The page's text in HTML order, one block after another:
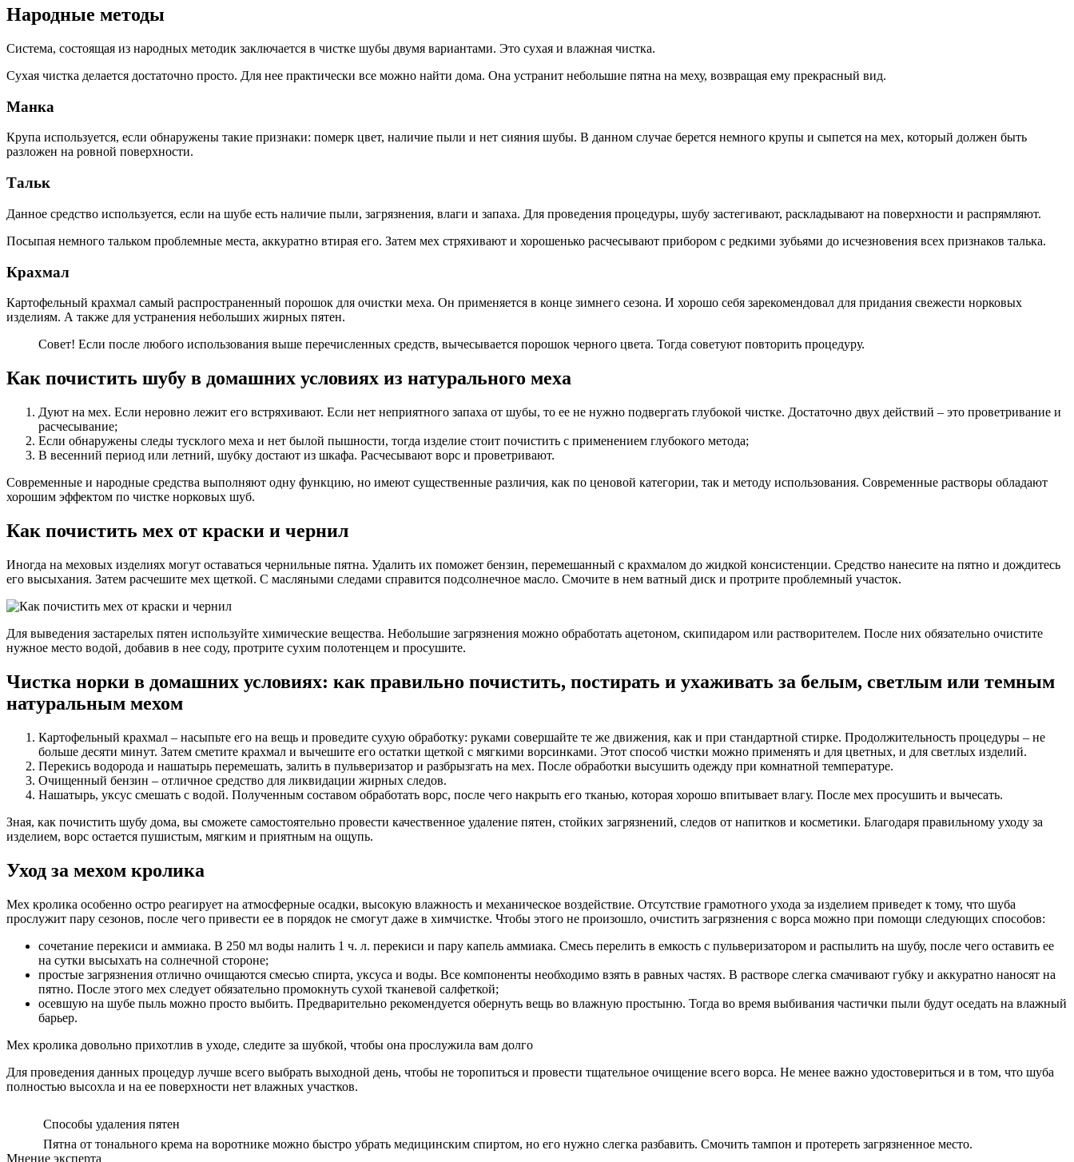
Народные методы
Система, состоящая из народных методик заключается в чистке шубы двумя вариантами. Это сухая и влажная чистка.
Сухая чистка делается достаточно просто. Для нее практически все можно найти дома. Она устранит небольшие пятна на меху, возвращая ему прекрасный вид.
Манка
Крупа используется, если обнаружены такие признаки: померк цвет, наличие пыли и нет сияния шубы. В данном случае берется немного крупы и сыпется на мех, который должен быть
разложен на ровной поверхности.
Тальк
Данное средство используется, если на шубе есть наличие пыли, загрязнения, влаги и запаха. Для проведения процедуры, шубу застегивают, раскладывают на поверхности и распрямляют.
Посыпая немного тальком проблемные места, аккуратно втирая его. Затем мех стряхивают и хорошенько расчесывают прибором с редкими зубьями до исчезновения всех признаков талька.
Крахмал
Картофельный крахмал самый распространенный порошок для очистки меха. Он применяется в конце зимнего сезона. И хорошо себя зарекомендовал для придания свежести норковых
изделиям. А также для устранения небольших жирных пятен.
Совет! Если после любого использования выше перечисленных средств, вычесывается порошок черного цвета. Тогда советуют повторить процедуру.
Как почистить шубу в домашних условиях из натурального меха
Дуют на мех. Если неровно лежит его встряхивают. Если нет неприятного запаха от шубы, то ее не нужно подвергать глубокой чистке. Достаточно двух действий – это проветривание и
расчесывание;
Если обнаружены следы тусклого меха и нет былой пышности, тогда изделие стоит почистить с применением глубокого метода;
В весенний период или летний, шубку достают из шкафа. Расчесывают ворс и проветривают.
Современные и народные средства выполняют одну функцию, но имеют существенные различия, как по ценовой категории, так и методу использования. Современные растворы обладают
хорошим эффектом по чистке норковых шуб.
Как почистить мех от краски и чернил
Иногда на меховых изделиях могут оставаться чернильные пятна. Удалить их поможет бензин, перемешанный с крахмалом до жидкой консистенции. Средство нанесите на пятно и дождитесь
его высыхания. Затем расчешите мех щеткой. С масляными следами справится подсолнечное масло. Смочите в нем ватный диск и протрите проблемный участок.
Для выведения застарелых пятен используйте химические вещества. Небольшие загрязнения можно обработать ацетоном, скипидаром или растворителем. После них обязательно очистите
нужное место водой, добавив в нее соду, протрите сухим полотенцем и просушите.
Чистка норки в домашних условиях: как правильно почистить, постирать и ухаживать за белым, светлым или темным
натуральным мехом
Картофельный крахмал – насыпьте его на вещь и проведите сухую обработку: руками совершайте те же движения, как и при стандартной стирке. Продолжительность процедуры – не
больше десяти минут. Затем сметите крахмал и вычешите его остатки щеткой с мягкими ворсинками. Этот способ чистки можно применять и для цветных, и для светлых изделий.
Перекись водорода и нашатырь перемешать, залить в пульверизатор и разбрызгать на мех. После обработки высушить одежду при комнатной температуре.
Очищенный бензин – отличное средство для ликвидации жирных следов.
Нашатырь, уксус смешать с водой. Полученным составом обработать ворс, после чего накрыть его тканью, которая хорошо впитывает влагу. После мех просушить и вычесать.
Зная, как почистить шубу дома, вы сможете самостоятельно провести качественное удаление пятен, стойких загрязнений, следов от напитков и косметики. Благодаря правильному уходу за
изделием, ворс остается пушистым, мягким и приятным на ощупь.
Уход за мехом кролика
Мех кролика особенно остро реагирует на атмосферные осадки, высокую влажность и механическое воздействие. Отсутствие грамотного ухода за изделием приведет к тому, что шуба
прослужит пару сезонов, после чего привести ее в порядок не смогут даже в химчистке. Чтобы этого не произошло, очистить загрязнения с ворса можно при помощи следующих способов:
сочетание перекиси и аммиака. В 250 мл воды налить 1 ч. л. перекиси и пару капель аммиака. Смесь перелить в емкость с пульверизатором и распылить на шубу, после чего оставить ее
на сутки высыхать на солнечной стороне;
простые загрязнения отлично очищаются смесью спирта, уксуса и воды. Все компоненты необходимо взять в равных частях. В растворе слегка смачивают губку и аккуратно наносят на
пятно. После этого мех следует обязательно промокнуть сухой тканевой салфеткой;
осевшую на шубе пыль можно просто выбить. Предварительно рекомендуется обернуть вещь во влажную простыню. Тогда во время выбивания частички пыли будут оседать на влажный
барьер.
Мех кролика довольно прихотлив в уходе, следите за шубкой, чтобы она прослужила вам долго
Для проведения данных процедур лучше всего выбрать выходной день, чтобы не торопиться и провести тщательное очищение всего ворса. Не менее важно удостовериться и в том, что шуба
полностью высохла и на ее поверхности нет влажных участков.
Способы удаления пятен
Пятна от тонального крема на воротнике можно быстро убрать медицинским спиртом, но его нужно слегка разбавить. Смочить тампон и протереть загрязненное место.
Мнение эксперта